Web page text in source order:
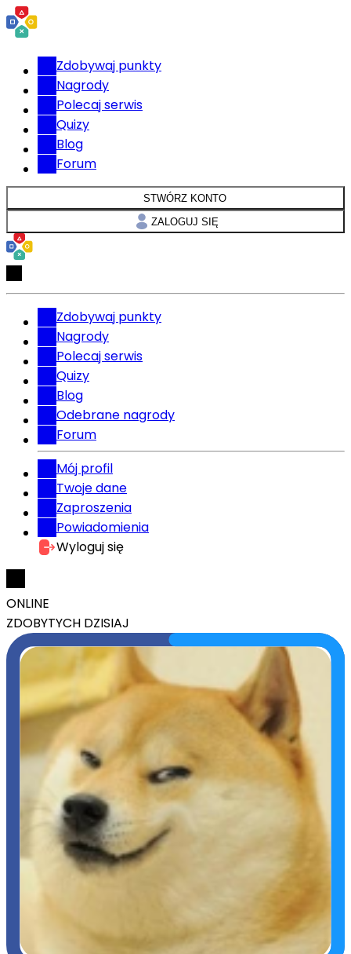
Zdobywaj punkty
Nagrody
Polecaj serwis
Quizy
Blog
Forum
STWÓRZ KONTO
ZALOGUJ SIĘ
Zdobywaj punkty
Nagrody
Polecaj serwis
Quizy
Blog
Odebrane nagrody
Forum
Mój profil
Twoje dane
Zaproszenia
Powiadomienia
Wyloguj się
ONLINE
ZDOBYTYCH DZISIAJ